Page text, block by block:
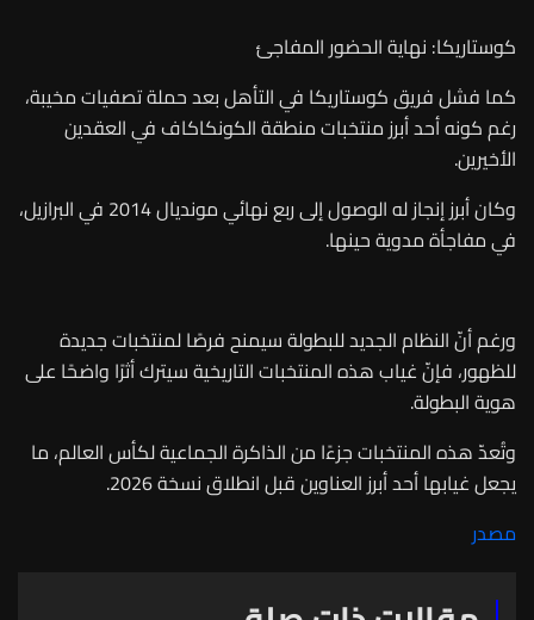
كوستاريكا: نهاية الحضور المفاجئ
كما فشل فريق كوستاريكا في التأهل بعد حملة تصفيات مخيبة،
رغم كونه أحد أبرز منتخبات منطقة الكونكاكاف في العقدين
الأخيرين.
وكان أبرز إنجاز له الوصول إلى ربع نهائي مونديال 2014 في البرازيل،
في مفاجأة مدوية حينها.
ورغم أنّ النظام الجديد للبطولة سيمنح فرصًا لمنتخبات جديدة
للظهور، فإنّ غياب هذه المنتخبات التاريخية سيترك أثرًا واضحًا على
هوية البطولة.
وتُعدّ هذه المنتخبات جزءًا من الذاكرة الجماعية لكأس العالم، ما
يجعل غيابها أحد أبرز العناوين قبل انطلاق نسخة 2026.
مصدر